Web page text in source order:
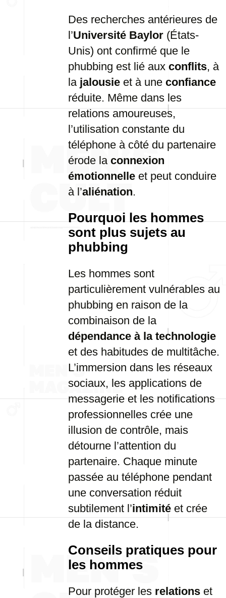
Des recherches antérieures de
l’Université Baylor (États-
Unis) ont confirmé que le
phubbing est lié aux conflits, à
la jalousie et à une confiance
réduite. Même dans les
relations amoureuses,
l’utilisation constante du
téléphone à côté du partenaire
érode la connexion
émotionnelle et peut conduire
à l’aliénation.
Pourquoi les hommes
sont plus sujets au
phubbing
Les hommes sont
particulièrement vulnérables au
phubbing en raison de la
combinaison de la
dépendance à la technologie
et des habitudes de multitâche.
L’immersion dans les réseaux
sociaux, les applications de
messagerie et les notifications
professionnelles crée une
illusion de contrôle, mais
détourne l’attention du
partenaire. Chaque minute
passée au téléphone pendant
une conversation réduit
subtilement l’intimité et crée
de la distance.
Conseils pratiques pour
les hommes
Pour protéger les relations et